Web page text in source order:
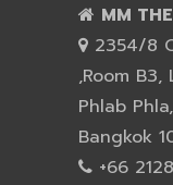
MM
2354/8
,Room B3,
Phlab
Bangkok
+66